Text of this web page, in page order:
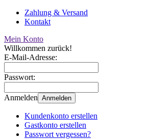
Zahlung & Versand
Kontakt
Mein Konto
Willkommen zurück!
E-Mail-Adresse:
Passwort:
Anmelden Anmelden
Kundenkonto erstellen
Gastkonto erstellen
Passwort vergessen?